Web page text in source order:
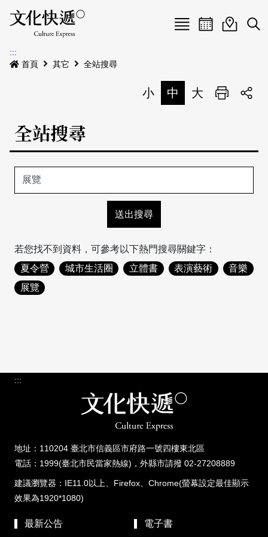
Menu
最新公告
本期專題
歷史專題
活動特區
活動列表
關於我們
刊物索取地點
訂閱文化快遞
刊登活動
網站導覽 English
日本語 登入/註冊
活動日曆活動地圖
展
:::
首頁
其它 全站搜尋
小 中 大 列印
全站搜尋
若您找不到資料，可參考以下熱門搜尋關鍵字：
夏令營
城市生活圈 立體書 表演藝術
音樂
展覽
:::
地址：110204 臺北市信義區市府路一號四樓東北區
電話：1999(臺北市民當家熱線)，外縣市請撥 02-27208889
建議瀏覽器：IE11.0以上、Firefox、Chrome(螢幕設定最佳顯示
效果為1920*1080)
最新公告 電子書